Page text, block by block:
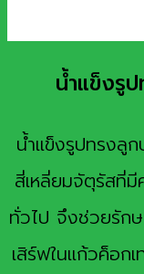
น้ำแข็งรู
น้ำแข็งรูปทรงลู
สี่เหลี่ยมจัตุรัสที่มี
ทั่วไป จึงช่วยรักษ
เสิร์ฟในแก้วค็อก